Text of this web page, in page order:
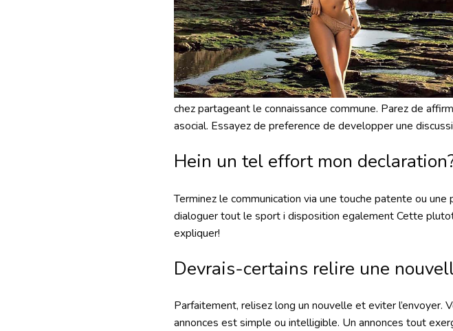
chez partageant le connaissance commune. Parez de
asocial. Essayez de preference de developper une
Hein un tel effort mon
Terminez le communication via une touche patente ou
dialoguer tout le sport i disposition egalement Cette
expliquer!
Devrais-certains relire une
Parfaitement, relisez long un nouvelle et eviter l’envoyer.
annonces est simple ou intelligible. Un annonces tout